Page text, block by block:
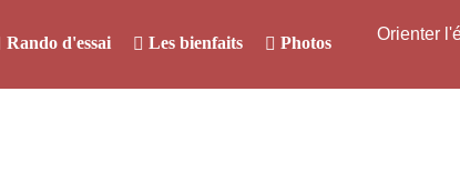
Rando d'essai Les bienfaits Photos Orienter